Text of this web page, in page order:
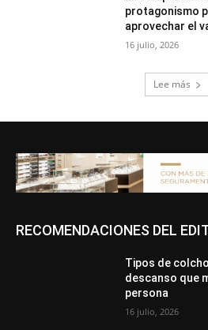
protagonismo
aprovechar el
16 julio, 2026
Lee más
RECOMENDACIONES DEL
Tipos de
descanso que
persona
16 julio, 2026